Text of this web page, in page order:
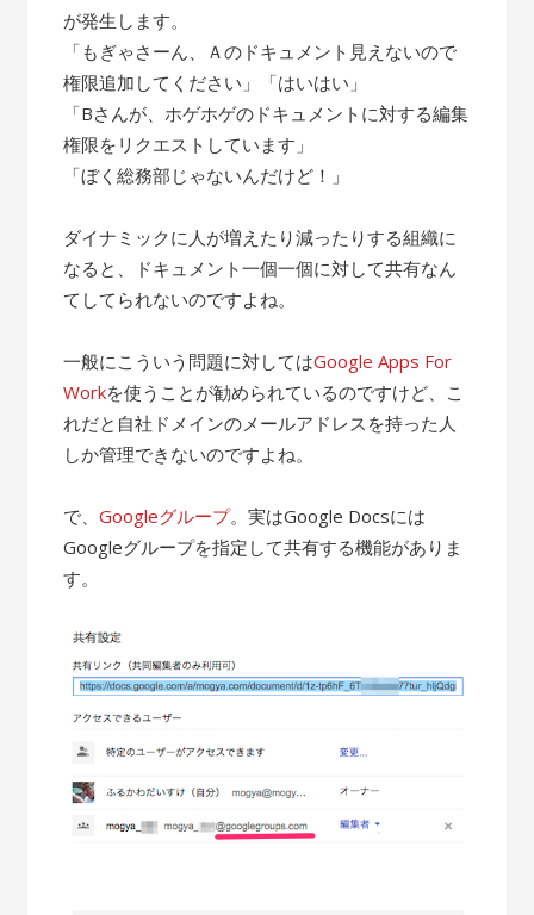
が発生します。
「もぎゃさーん、Ａのドキュメント見えないので
権限追加してください」「はいはい」
「Bさんが、ホゲホゲのドキュメントに対する編集
権限をリクエストしています」
「ぼく総務部じゃないんだけど！」
ダイナミックに人が増えたり減ったりする組織に
なると、ドキュメント一個一個に対して共有なん
てしてられないのですよね。
一般にこういう問題に対してはGoogle Apps For
Workを使うことが勧められているのですけど、こ
れだと自社ドメインのメールアドレスを持った人
しか管理できないのですよね。
で、Googleグループ。実はGoogle Docsには
Googleグループを指定して共有する機能がありま
す。